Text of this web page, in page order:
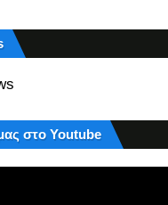
στο Youtube